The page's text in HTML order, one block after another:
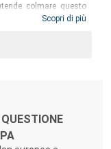
colmare questo
fondato su una
delle idee e
Il libro si focalizza in
Scopri di più